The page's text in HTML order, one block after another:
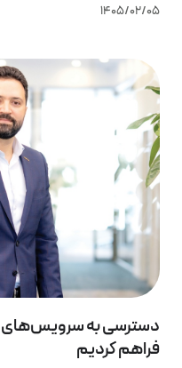
1405/02/05
دسترسی به سرویس‌های
فراهم کردیم